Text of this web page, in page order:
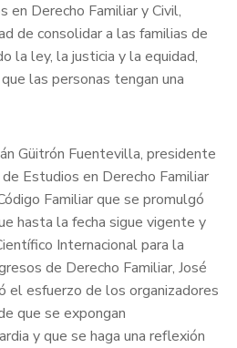
en Derecho Familiar y Civil,
de consolidar a las familias de
la ley, la justicia y la equidad,
las personas tengan una
Güitrón Fuentevilla, presidente
Estudios en Derecho Familiar
Familiar que se promulgó
hasta la fecha sigue vigente y
Internacional para la
de Derecho Familiar, José
el esfuerzo de los organizadores
que se expongan
y que se haga una reflexión